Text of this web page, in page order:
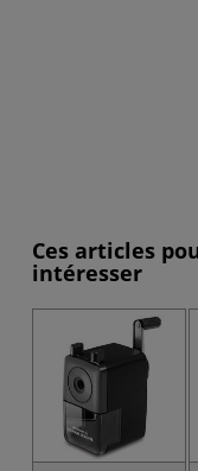
Ces articles
intéresser